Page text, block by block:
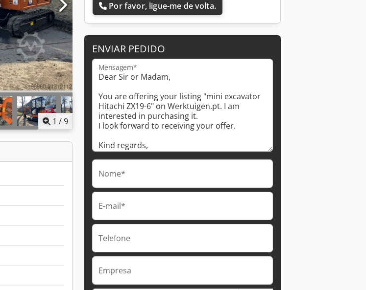
1 /9
Por favor, ligue-me de volta.
ENVIAR PEDIDO
Mensagem*
Nome*
E-mail*
Telefone
Empresa